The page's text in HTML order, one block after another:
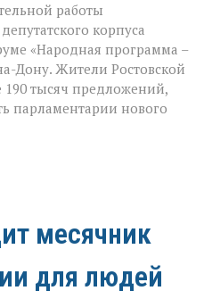
работы
корпуса
«Народная программа –
Дону. Жители Ростовской
190 тысяч предложений,
парламентарии нового
месячник
для людей